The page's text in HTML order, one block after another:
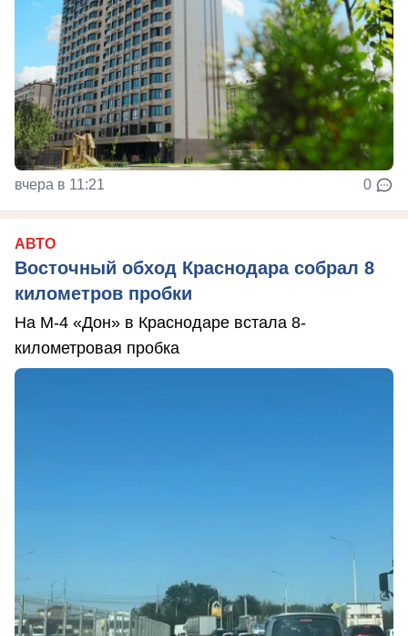
вчера в 11:21 0
АВТО
Восточный обход Краснодара собрал 8
километров пробки
На М-4 «Дон» в Краснодаре встала 8-
километровая пробка